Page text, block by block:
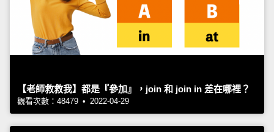
【老師救救我】都是『參加』，join 和 join in 差在哪裡？
觀看次數：48479 • 2022-04-29